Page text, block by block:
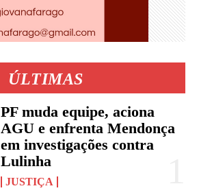
ÚLTIMAS
PF muda equipe, aciona
AGU e enfrenta Mendonça
em investigações contra
Lulinha
JUSTIÇA